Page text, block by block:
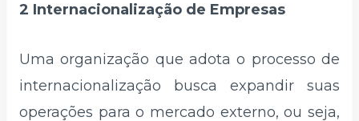
2 Internacionalização de Empresas
Uma organização que adota o processo de
internacionalização busca expandir suas
operações para o mercado externo, ou seja,